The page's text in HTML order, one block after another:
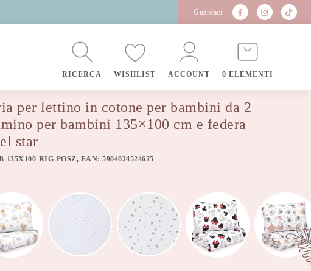
Guardaci
RICERCA WISHLIST ACCOUNT 0 ELEMENTI
cm e federa 60×40 cm, rigiel star
per lettino in cotone per bambini da 2
per bambini 135×100 cm e federa
star
RIG-POSZ, EAN: 5904024524625